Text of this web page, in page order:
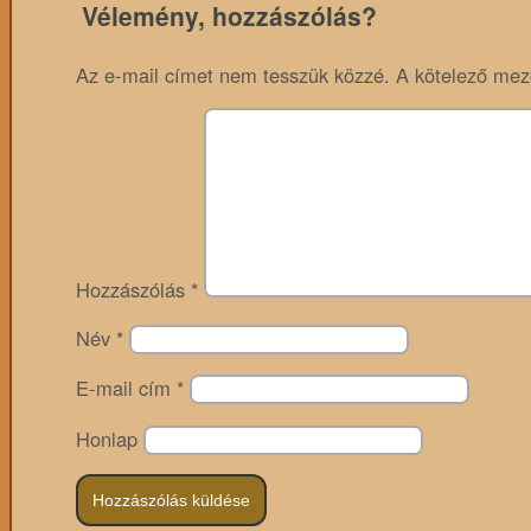
Vélemény, hozzászólás?
Az e-mail címet nem tesszük közzé. A kötelező
Hozzászólás *
Név *
E-mail cím *
Honlap